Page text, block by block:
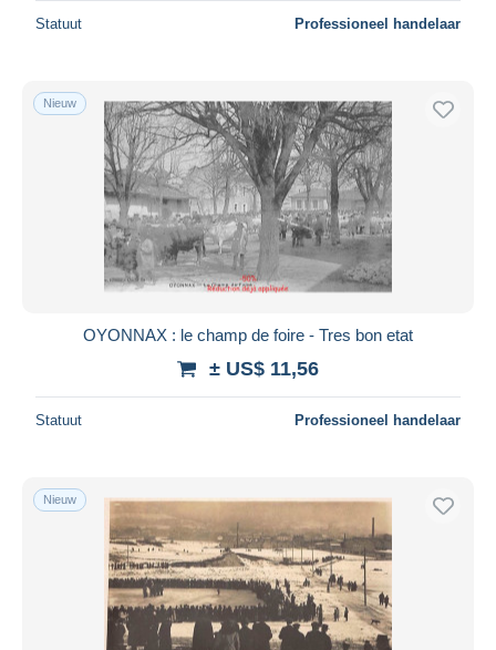
Statuut Professioneel handelaar
Nieuw
OYONNAX : le champ de foire - Tres bon etat
± US$ 11,56
Statuut Professioneel handelaar
Nieuw